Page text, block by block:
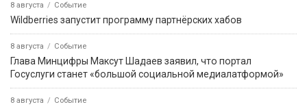
8 августа Событие
Wildberries запустит программу партнёрских хабов
8 августа Событие
Глава Минцифры Максут Шадаев заявил, что портал
Госуслуги станет «большой социальной медиалатформой»
8 августа Событие